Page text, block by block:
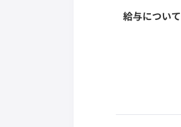
給与について